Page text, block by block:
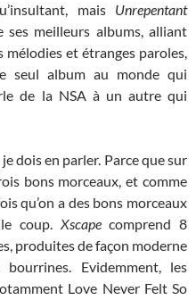
mais Unrepentant
meilleurs albums, alliant
mélodies et étranges paroles,
seul album au monde qui
de la NSA à un autre qui
je dois en parler. Parce que sur
bons morceaux, et comme
qu’on a des bons morceaux
coup. Xscapecomprend 8
produites de façon moderne
Evidemment, les
Love Never Felt So